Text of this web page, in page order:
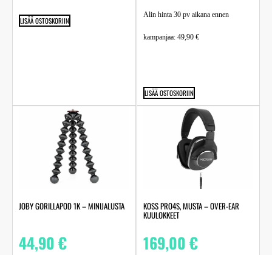
LISÄÄ OSTOSKORIIN
Alin hinta 30 pv aikana ennen
kampanjaa: 49,90 €
LISÄÄ OSTOSKORIIN
JOBY GORILLAPOD 1K – MINIJALUSTA
44,90€
KOSS PRO4S, MUSTA – OVER-EAR
KUULOKKEET
169,00€